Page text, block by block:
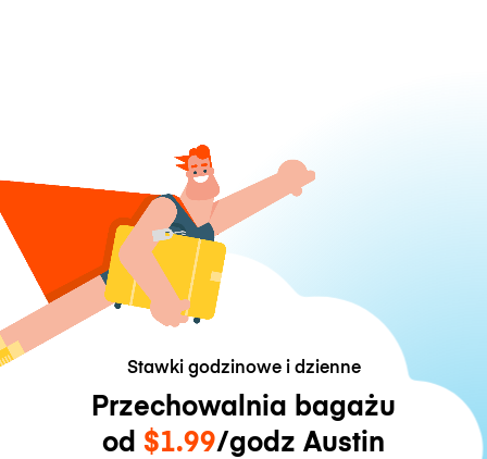
Stawki godzinowe i dzienne
Przechowalnia bagażu
od $1.99/godz Austin